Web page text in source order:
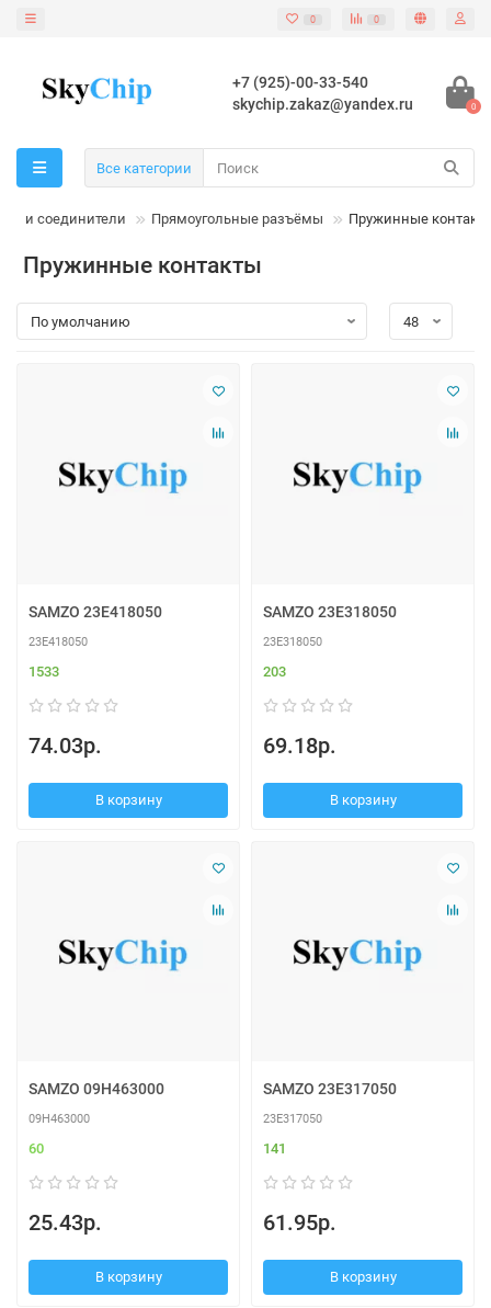
0 0
+7 (925)-00-33-540
skychip.zakaz@yandex.ru
0
Все категории
и соединители Прямоугольные разъёмы Пружинные
Пружинные контакты
SAMZO 23E418050
23E418050
1533
74.03р.
В корзину
SAMZO 23E318050
23E318050
203
69.18р.
В корзину
SAMZO 09H463000
09H463000
60
25.43р.
В корзину
SAMZO 23E317050
23E317050
141
61.95р.
В корзину